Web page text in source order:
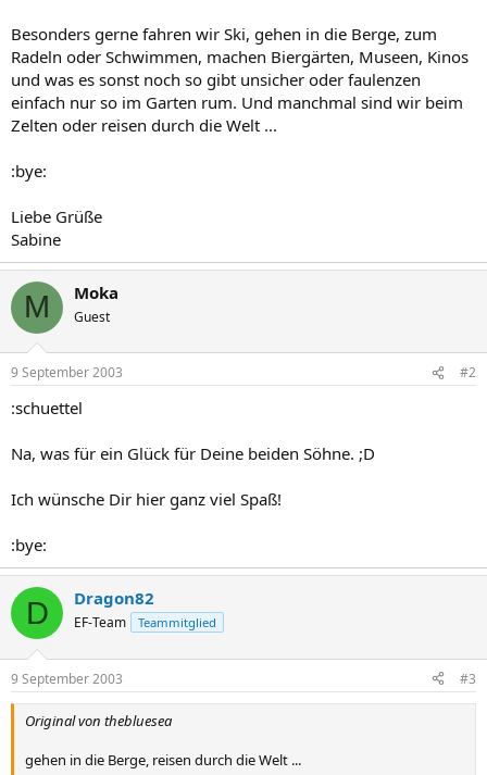
Besonders gerne fahren wir Ski, gehen in die Berge, zum
Radeln oder Schwimmen, machen Biergärten, Museen, Kinos
und was es sonst noch so gibt unsicher oder faulenzen
einfach nur so im Garten rum. Und manchmal sind wir beim
Zelten oder reisen durch die Welt ...
:bye:
Liebe Grüße
Sabine
M Moka
Guest
9 September 2003 #2
:schuettel
Na, was für ein Glück für Deine beiden Söhne. ;D
Ich wünsche Dir hier ganz viel Spaß!
:bye:
D Dragon82
EF-Team Teammitglied
9 September 2003 #3
Original von thebluesea
gehen in die Berge, reisen durch die Welt ...